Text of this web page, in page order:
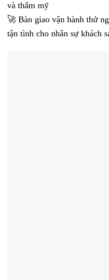
và thẩm mỹ
🚀 Bàn giao vận hành thử
tận tình cho nhân sự khách